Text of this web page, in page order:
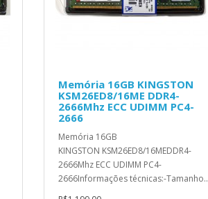
Memória 16GB KINGSTON
KSM26ED8/16ME DDR4-
2666Mhz ECC UDIMM PC4-
2666
Memória 16GB
KINGSTON KSM26ED8/16MEDDR4-
2666Mhz ECC UDIMM PC4-
2666Informações técnicas:-Tamanho..